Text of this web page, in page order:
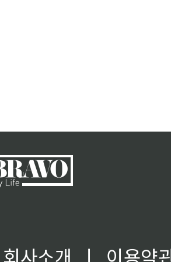
회사소개 ㅣ 이용약